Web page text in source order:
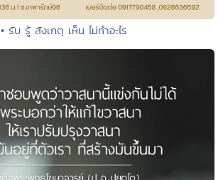
• รับ รู้ สังเกตุ เห็น ไม่ทำอะไร